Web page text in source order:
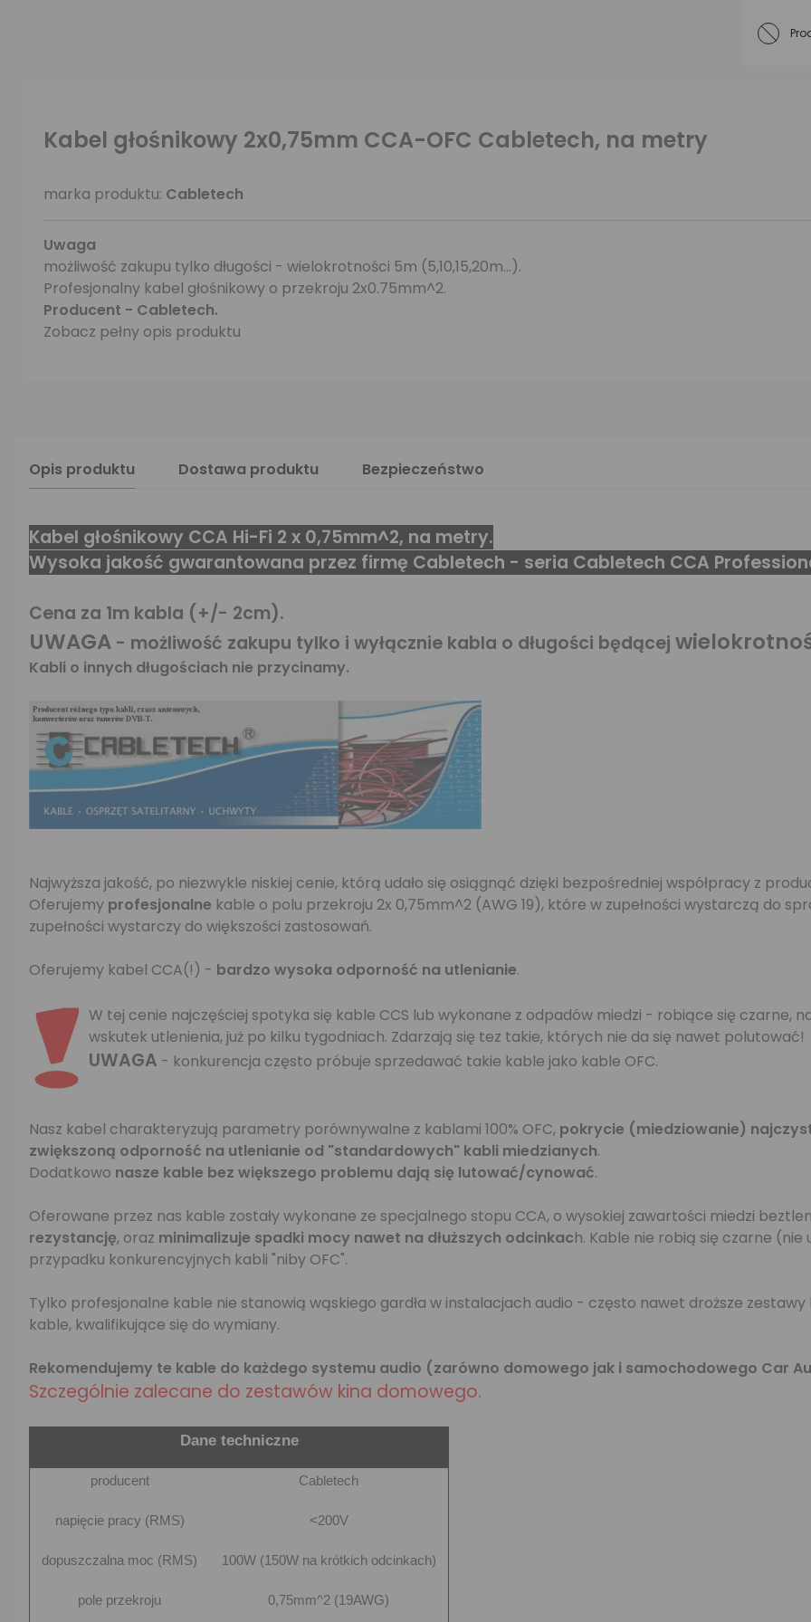
Kabel głośnikowy 2x0,75mm CCA-OFC Cabletech, na metry
marka produktu: Cabletech
Uwaga
możliwość zakupu tylko długości - wielokrotności 5m (5,10,15,20m...).
Profesjonalny kabel głośnikowy o przekroju 2x0.75mm^2.
Producent - Cabletech.
Zobacz pełny opis produktu
Opis produktu Dostawa produktu Bezpieczeństwo
Kabel głośnikowy CCA Hi-Fi 2 x 0,75mm^2, na metry.
Wysoka jakość gwarantowana przez firmę Cabletech - seria Cabletech CCA
Cena za 1m kabla (+/- 2cm).
UWAGA - możliwość zakupu tylko i wyłącznie kabla o długości będącej
Kabli o innych długościach nie przycinamy.
Najwyższa jakość, po niezwykle niskiej cenie, którą udało się osiągnąć dzięki bezpośredniej współpracy z
Oferujemy profesjonalne kable o polu przekroju 2x 0,75mm^2 (AWG 19), które w zupełności wystarczą do
zupełności wystarczy do większości zastosowań.
Oferujemy kabel CCA(!) - bardzo wysoka odporność na utlenianie.
W tej cenie najczęściej spotyka się kable CCS lub wykonane z odpadów miedzi - robiące się czarne,
wskutek utlenienia, już po kilku tygodniach. Zdarzają się tez takie, których nie da się nawet polutować!
UWAGA - konkurencja często próbuje sprzedawać takie kable jako kable OFC.
Nasz kabel charakteryzują parametry porównywalne z kablami 100% OFC, pokrycie (miedziowanie)
zwiększoną odporność na utlenianie od "standardowych" kabli miedzianych.
Dodatkowo nasze kable bez większego problemu dają się lutować/cynować.
Oferowane przez nas kable zostały wykonane ze specjalnego stopu CCA, o wysokiej zawartości miedzi
rezystancję, oraz minimalizuje spadki mocy nawet na dłuższych odcinkach. Kable nie robią się czarne (nie
przypadku konkurencyjnych kabli "niby OFC".
Tylko profesjonalne kable nie stanowią wąskiego gardła w instalacjach audio - często nawet droższe zestawy
kable, kwalifikujące się do wymiany.
Rekomendujemy te kable do każdego systemu audio (zarówno domowego jak i samochodowego Car
Szczególnie zalecane do zestawów kina domowego.
Dane techniczne
producent Cabletech
napięcie pracy (RMS) <200V
dopuszczalna moc (RMS) 100W (150W na krótkich odcinkach)
pole przekroju 0,75mm^2 (19AWG)